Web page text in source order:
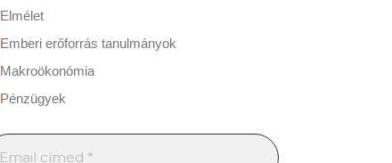
Elmélet
Emberi erőforrás tanulmányok
Makroökonómia
Pénzügyek